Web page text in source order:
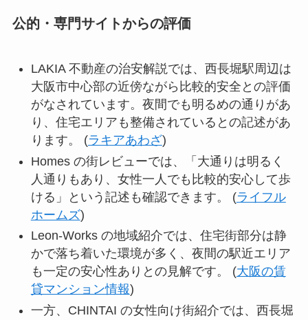
公的・専門サイトからの評価
LAKIA 不動産の治安解説では、西長堀駅周辺は
大阪市中心部の近傍ながら比較的安全との評価
がなされています。夜間でも明るめの通りがあ
り、住宅エリアも整備されているとの記述があ
ります。 (ラキアあわざ)
Homes の街レビューでは、「大通りは明るく
人通りもあり、女性一人でも比較的安心して歩
ける」という記述も確認できます。 (ライフル
ホームズ)
Leon-Works の地域紹介では、住宅街部分は静
かで落ち着いた環境が多く、夜間の駅近エリア
も一定の安心性ありとの見解です。 (大阪の賃
貸マンション情報)
一方、CHINTAI の女性向け街紹介では、西長堀